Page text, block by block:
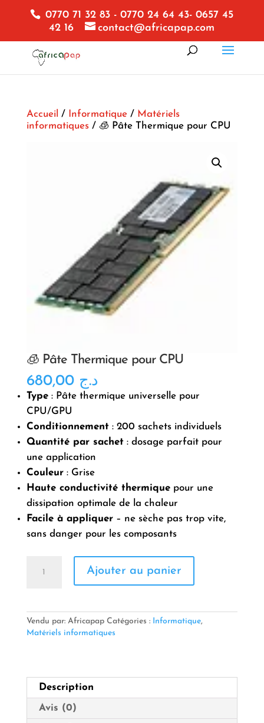
0770 71 32 83 - 0770 24 64 43- 0657 45
42 16
contact@africapap.com
Accueil / Informatique/ Matériels
informatiques/ 🧊 Pâte Thermique pour CPU
🧊 Pâte Thermique pour CPU
د.ج 680,00
Type: Pâte thermique universelle pour
CPU/GPU
Conditionnement: 200 sachets individuels
Quantité par sachet: dosage parfait pour
une application
Couleur: Grise
Haute conductivité thermiquepour une
dissipation optimale de la chaleur
Facile à appliquer– ne sèche pas trop vite,
sans danger pour les composants
pour
CPU
Ajouter au panier
Vendu par: Africapap Catégories : Informatique,
Matériels informatiques
Description
Avis (0)